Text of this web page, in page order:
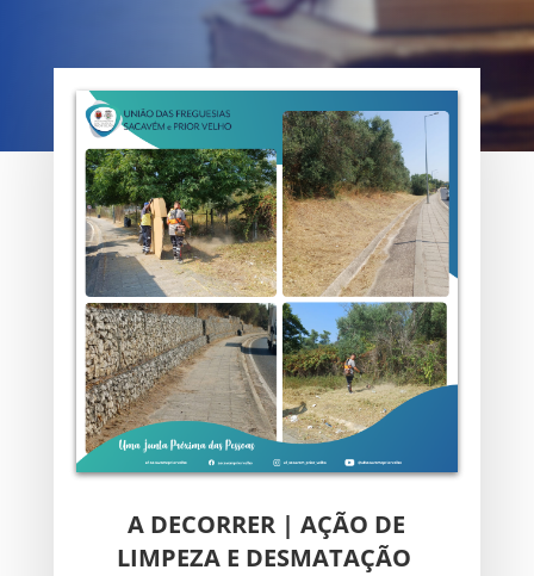
A DECORRER | AÇÃO DE
LIMPEZA E DESMATAÇÃO